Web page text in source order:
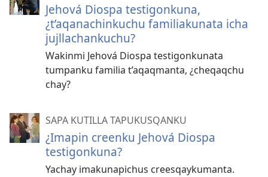
Jehová Diospa testigonkuna,
¿t’aqanachinkuchu familiakunata icha
jujllachankuchu?
Wakinmi Jehová Diospa testigonkunata
tumpanku familia t’aqaqmanta, ¿cheqaqchu
chay?
SAPA KUTILLA TAPUKUSQANKU
¿Imapin creenku Jehová Diospa
testigonkuna?
Yachay imakunapichus creesqaykumanta.